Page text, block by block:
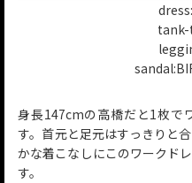
身長147cmの高橋だと1枚で
す。首元と足元はすっきりと
かな着こなしにこのワークド
す。